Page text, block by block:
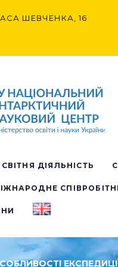
ШЕВЧЕНКА, 16
ДІЯЛЬНІСТЬ